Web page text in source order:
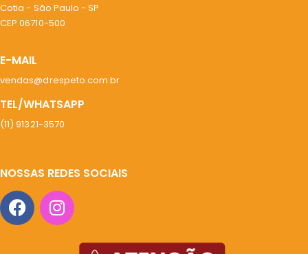
Cotia - São Paulo - SP
CEP 06710-500
E-MAIL
vendas@drespeto.com.br
TEL/WHATSAPP
(11) 91321-3570
NOSSAS REDES SOCIAIS